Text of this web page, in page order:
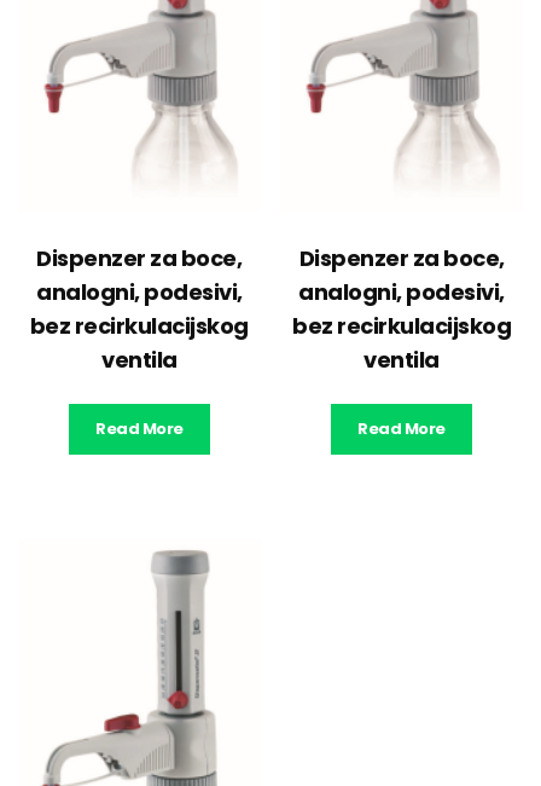
Dispenzer za boce,
analogni, podesivi,
bez recirkulacijskog
ventila
Read More
Dispenzer za boce,
analogni, podesivi,
bez recirkulacijskog
ventila
Read More